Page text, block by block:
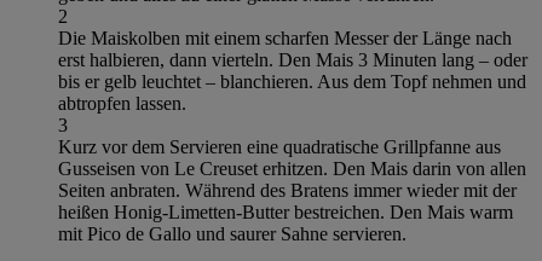
2
Die Maiskolben mit einem scharfen Messer der Länge nach
erst halbieren, dann vierteln. Den Mais 3 Minuten lang – oder
bis er gelb leuchtet – blanchieren. Aus dem Topf nehmen und
abtropfen lassen.
3
Kurz vor dem Servieren eine quadratische Grillpfanne aus
Gusseisen von Le Creuset erhitzen. Den Mais darin von allen
Seiten anbraten. Während des Bratens immer wieder mit der
heißen Honig-Limetten-Butter bestreichen. Den Mais warm
mit Pico de Gallo und saurer Sahne servieren.